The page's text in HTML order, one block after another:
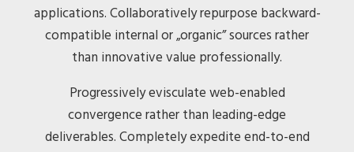
applications. Collaboratively repurpose backward-
compatible internal or „organic” sources rather
than innovative value professionally.
Progressively evisculate web-enabled
convergence rather than leading-edge
deliverables. Completely expedite end-to-end